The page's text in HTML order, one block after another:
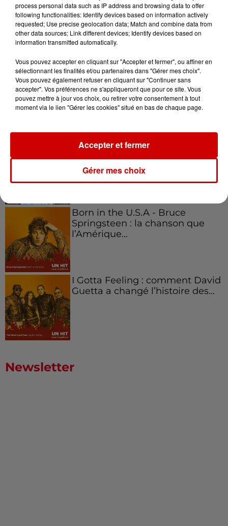
Podcasts
Kelly Massol, figure
emblématique de
l'entrepreneuriat féminin
Aménager un school bus au
Boston,...
Born in the U.S.A - Bruce
Springsteen : la chanson que
l’Amérique...
I Gotta Feeling : comment David
Guetta a changé l’histoire des...
Newsletter
process personal data such as IP address and browsing data to offer
following functionalities: Identify devices based on information actively
requested; Use precise geolocation data; Match and combine data from
other data sources; Link different devices; Identify devices based on
information transmitted automatically.
Vous pouvez accepter en cliquant sur "Accepter et fermer", ou affiner en
sélectionnant les finalités et/ou partenaires dans "Gérer mes choix".
Vous pouvez également refuser en cliquant sur "Continuer sans
accepter". Vos préférences ne s'appliqueront que pour ce site. Vous
pouvez mettre à jour vos choix, ou retirer votre consentement à tout
moment via le lien "Gérer les cookies" situé en bas de chaque page.
Gérer mes choix
Accepter et fermer